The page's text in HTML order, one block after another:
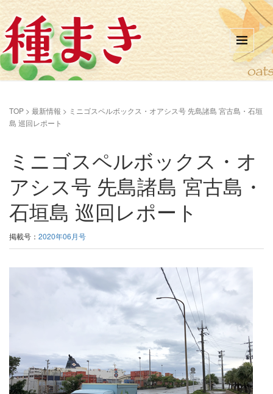
TOP > 最新情報 > ミニゴスペルボックス・オアシス号 先島諸島 宮古島・石垣
島 巡回レポート
ミニゴスペルボックス・オ
アシス号 先島諸島 宮古島・
石垣島 巡回レポート
掲載号： 2020年06月号